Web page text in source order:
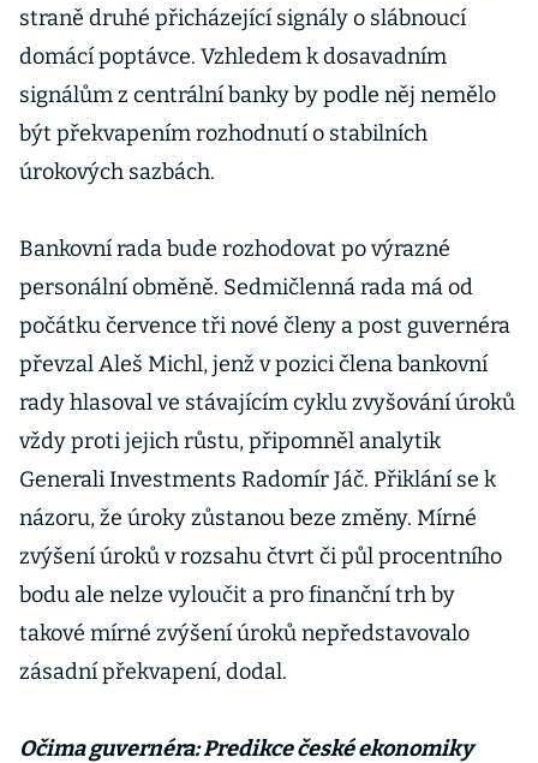
straně druhé přicházející signály o slábnoucí
domácí poptávce. Vzhledem k dosavadním
signálům z centrální banky by podle něj nemělo
být překvapením rozhodnutí o stabilních
úrokových sazbách.
Bankovní rada bude rozhodovat po výrazné
personální obměně. Sedmičlenná rada má od
počátku července tři nové členy a post guvernéra
převzal Aleš Michl, jenž v pozici člena bankovní
rady hlasoval ve stávajícím cyklu zvyšování úroků
vždy proti jejich růstu, připomněl analytik
Generali Investments Radomír Jáč. Přiklání se k
názoru, že úroky zůstanou beze změny. Mírné
zvýšení úroků v rozsahu čtvrt či půl procentního
bodu ale nelze vyloučit a pro finanční trh by
takové mírné zvýšení úroků nepředstavovalo
zásadní překvapení, dodal.
Očima guvernéra: Predikce české ekonomiky